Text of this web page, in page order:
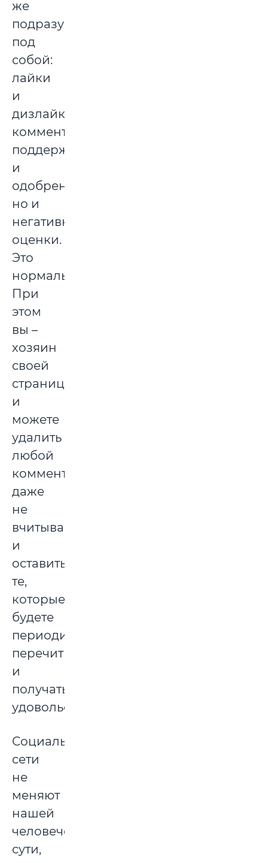
же
подразумевает
под
собой:
лайки
и
дизлайки,
комментарии
поддержки
и
одобрения,
но и
негативной
оценки.
Это
нормально.
При
этом
вы –
хозяин
своей
страницы
и
можете
удалить
любой
комментарий,
даже
не
вчитываясь,
и
оставить
те,
которые
будете
периодически
перечитывать
и
получать
удовольствие.
Социальные
сети
не
меняют
нашей
человеческой
сути,